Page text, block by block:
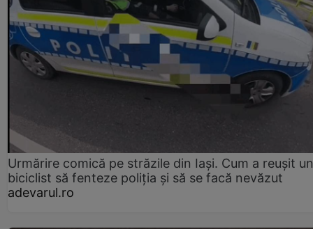
Urmărire comică pe străzile din Iași. Cum a reușit un
biciclist să fenteze poliția și să se facă nevăzut
adevarul.ro